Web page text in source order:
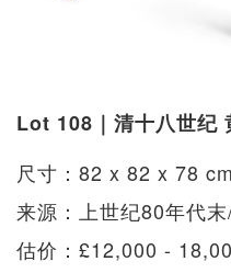
Lot 108｜清十八世纪
尺寸：82 x 82 x 78 cm
来源：上世纪80年代
估价：£12,000 -